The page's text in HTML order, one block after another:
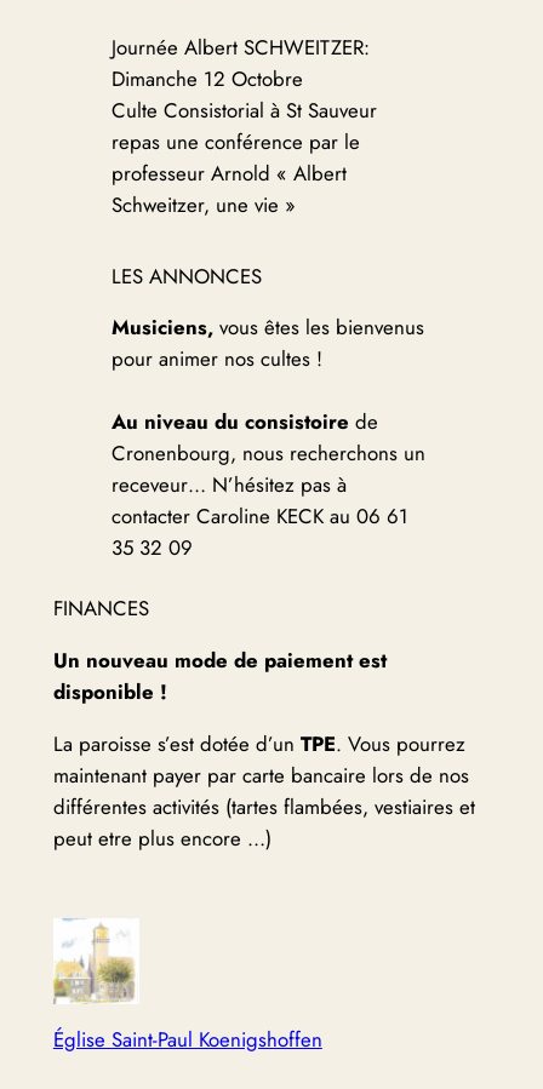
Journée Albert SCHWEITZER:
Dimanche 12 Octobre
Culte Consistorial à St Sauveur
repas une conférence par le
professeur Arnold « Albert
Schweitzer, une vie »
LES ANNONCES
Musiciens, vous êtes les bienvenus
pour animer nos cultes !
Au niveau du consistoire de
Cronenbourg, nous recherchons un
receveur… N’hésitez pas à
contacter Caroline KECK au 06 61
35 32 09
FINANCES
Un nouveau mode de paiement est
disponible !
La paroisse s’est dotée d’un TPE. Vous pourrez
maintenant payer par carte bancaire lors de nos
différentes activités (tartes flambées, vestiaires et
peut etre plus encore …)
Église Saint-Paul Koenigshoffen